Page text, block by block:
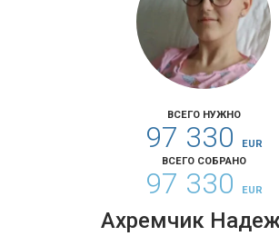
ВСЕГО НУЖНО
97 330
EUR
ВСЕГО СОБРАНО
97 330 EUR
Ахремчик